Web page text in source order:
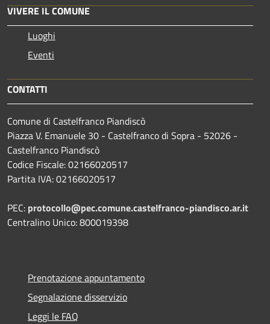
VIVERE IL COMUNE
Luoghi
Eventi
CONTATTI
Comune di Castelfranco Piandiscò
Piazza V. Emanuele 30 - Castelfranco di Sopra - 52026 -
Castelfranco Piandiscò
Codice Fiscale: 02166020517
Partita IVA: 02166020517
PEC: protocollo@pec.comune.castelfranco-piandisco.ar.it
Centralino Unico: 800019398
Prenotazione appuntamento
Segnalazione disservizio
Leggi le FAQ